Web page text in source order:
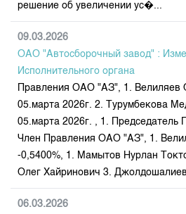
решение об увеличении ус�...
09.03.2026
ОАО "Автосборочный завод" :
Исполнительного органа
Правления ОАО "АЗ", 1. Велиляев
05.марта 2026г. 2. Турумбекова
05.марта 2026г. , 1.
Член Правления ОАО "АЗ", 1.
-0,5400%, 1. Мамытов Нурлан
Олег Хайринович 3.
06.03.2026